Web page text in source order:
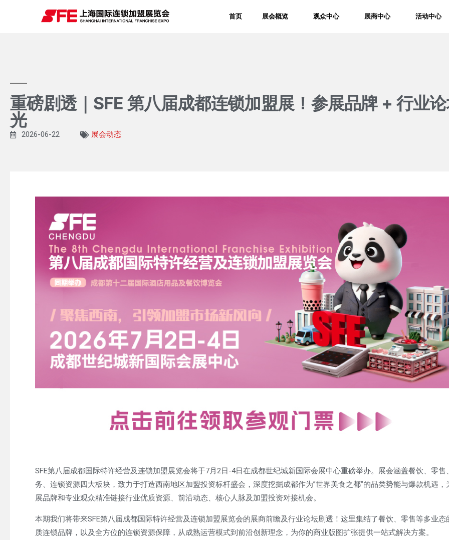
首页 展会概览 观众中心 展商中心 活动中心
重磅剧透｜SFE 第八届成都连锁加盟展！参展品牌 + 行业
光
2026-06-22 展会动态
SFE第八届成都国际特许经营及连锁加盟展览会将于7月2日-4日在成都世纪城新国际会展中心重磅举办。展会涵盖餐饮、零售
务、连锁资源四大板块，致力于打造西南地区加盟投资标杆盛会，深度挖掘成都作为”世界美食之都”的品类势能与爆款机遇，
展品牌和专业观众精准链接行业优质资源、前沿动态、核心人脉及加盟投资对接机会。
本期我们将带来SFE第八届成都国际特许经营及连锁加盟展览会的展商前瞻及行业论坛剧透！这里集结了餐饮、零售等多业态
质连锁品牌，以及全方位的连锁资源保障，从成熟运营模式到前沿创新理念，为你的商业版图扩张提供一站式解决方案。